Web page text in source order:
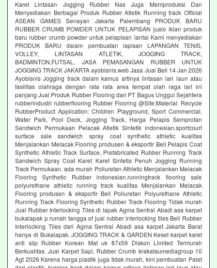
Karet Lintasan Jogging Rubber Nas Juga Memproduksi Dan
Menyediakan Berbagai Produk Rubber Atletik Running track Official
ASEAN GAMES Senayan Jakarta Palembang PRODUK BARU
RUBBER CRUMB POWDER UNTUK PELAPISAN jualo iklan produk
baru rubber crumb powder untuk pelapisan lantai Kami menyediakan
PRODUK BARU dalam pembuatan lapisan LAPANGAN TENIS,
VOLLEY, LINTASAN ATLETIK, JOGGING TRACK,
BADMINTON,FUTSAL. JASA PEMASANGAN RUBBER UNTUK
JOGGING TRACK JAKARTA ayobisnis.web Jasa Jual Beli 14 Jan 2026
Ayobisnis Jogging track dalam kamus artinya lintasan lari laun atau
fasilitas olahraga dengan rata rata area tempat olah raga lari ini
panjang Jual Produk Rubber Flooring dari PT Bagus Unggul Sejahtera
rubberindustri rubberflooring Rubber Flooring @Site:Material: Recycle
RubberProduct Application: Children Playground, Sport Commercial,
Water Park, Pool Deck, Jogging Track, Harga Pelapis Semprotan
Sandwich Permukaan Pelacak Atletik Sintetik indonesian.sportcourt
surface sale sandwich spray coat synthetic athletic kualitas
Menjalankan Melacak Flooring produsen & eksportir Beli Pelapis Coat
Synthetic Athletic Track Surface, Prefabricated Rubber Running Track
Sandwich Spray Coat Karet Karet Sintetis Penuh Jogging Running
Track Permukaan. ada murah Poliuretan Athletic Menjalankan Melacak
Flooring Synthetic Rubber indonesian.runningtrack flooring sale
polyurethane athletic running track kualitas Menjalankan Melacak
Flooring produsen & eksportir Beli Poliuretan Polyurethane Athletic
Running Track Flooring Synthetic Rubber Track Flooring Tidak murah
Jual Rubber Interlocking Tiles di lapak Agma Sentral Abadi asa karpet
bukalapak p rumah tangga of jual rubber interlocking tiles Beli Rubber
Interlocking Tiles dari Agma Sentral Abadi asa karpet Jakarta Barat
hanya di Bukalapak. JOGGING TRACK & GARDEN Keset karpet karet
anti slip Rubber Korean Mat uk 87x59 Diskon Limited Termurah
Berkualitas. Jual Karpet Sapi, Rubber Crumb krakataumediagroup 10
Agt 2026 Karena harga plastik juga tidak murah, kini pembuatan Palet